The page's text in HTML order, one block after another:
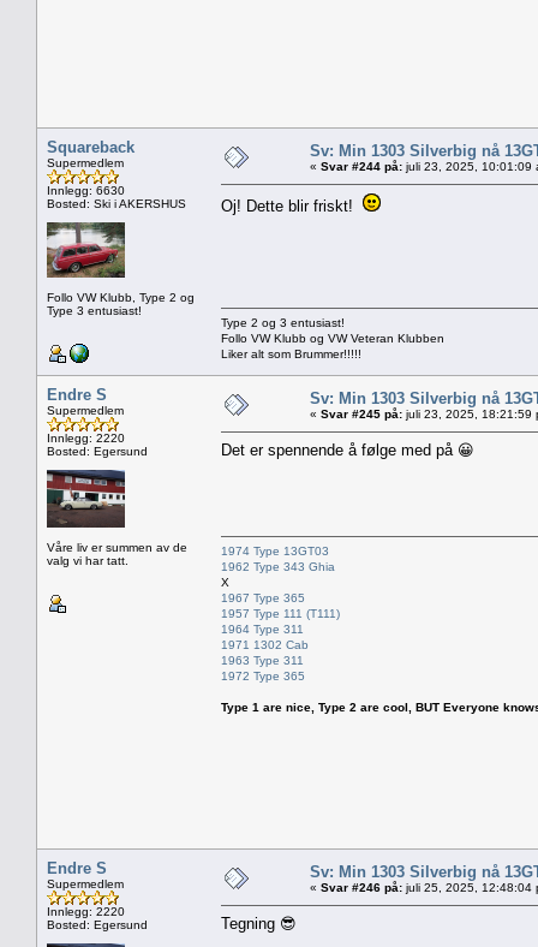
Squareback
Supermedlem
Innlegg: 6630
Bosted: Ski i AKERSHUS
Follo VW Klubb, Type 2 og
Type 3 entusiast!
Sv: Min 1303 Silverbig nå
« Svar #244 på: juli 23, 2025, 10:01:09
Oj! Dette blir friskt!
Type 2 og 3 entusiast!
Follo VW Klubb og VW Veteran Klubben
Liker alt som Brummer!!!!!
Endre S
Supermedlem
Innlegg: 2220
Bosted: Egersund
Våre liv er summen av de
valg vi har tatt.
Sv: Min 1303 Silverbig nå
« Svar #245 på: juli 23, 2025, 18:21:59
Det er spennende å følge med på 😀
1974 Type 13GT03
1962 Type 343 Ghia
X
1967 Type 365
1957 Type 111 (T111)
1964 Type 311
1971 1302 Cab
1963 Type 311
1972 Type 365
Type 1 are nice, Type 2 are cool, BUT Everyone
Endre S
Supermedlem
Innlegg: 2220
Bosted: Egersund
Sv: Min 1303 Silverbig nå
« Svar #246 på: juli 25, 2025, 12:48:04
Tegning 😎